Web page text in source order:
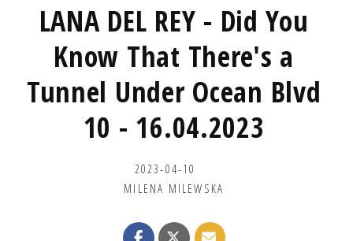
LANA DEL REY - Did You
Know That There's a
Tunnel Under Ocean Blvd
10 - 16.04.2023
2023-04-10
MILENA MILEWSKA